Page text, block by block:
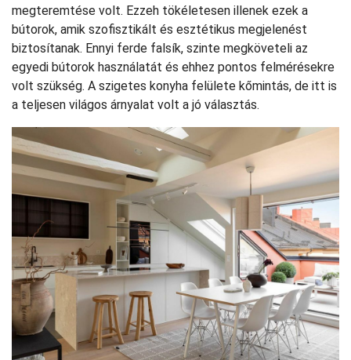
megteremtése volt. Ezzeh tökéletesen illenek ezek a
bútorok, amik szofisztikált és esztétikus megjelenést
biztosítanak. Ennyi ferde falsík, szinte megköveteli az
egyedi bútorok használatát és ehhez pontos felmérésekre
volt szükség. A szigetes konyha felülete kőmintás, de itt is
a teljesen világos árnyalat volt a jó választás.